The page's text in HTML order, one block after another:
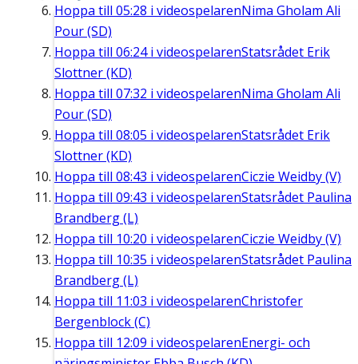
Hoppa till 05:28 i videospelarenNima Gholam Ali
Pour (SD)
Hoppa till 06:24i videospelarenStatsrådet Erik
Slottner (KD)
Hoppa till 07:32 i videospelarenNima Gholam Ali
Pour (SD)
Hoppa till 08:05 i videospelarenStatsrådet Erik
Slottner (KD)
Hoppa till 08:43 i videospelarenCiczie Weidby (V)
Hoppa till 09:43 i videospelarenStatsrådet Paulina
Brandberg (L)
Hoppa till 10:20 i videospelarenCiczie Weidby (V)
Hoppa till 10:35 i videospelarenStatsrådet Paulina
Brandberg (L)
Hoppa till 11:03 i videospelarenChristofer
Bergenblock (C)
Hoppa till 12:09 i videospelarenEnergi- och